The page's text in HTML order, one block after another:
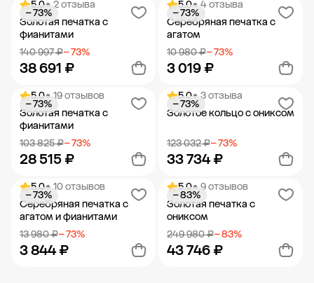
Добавить в корзину Добавить в корзину
5.0• 2 отзыва
Золотая печатка с
фианитами
140 997 ₽− 73%
38 691 ₽
− 73%
Добавить в корзину
5.0• 4 отзыва
Серебряная печатка с
агатом
10 980 ₽− 73%
3 019 ₽
− 73%
Добавить в корзину
5.0• 19 отзывов
Золотая печатка с
фианитами
103 825 ₽− 73%
28 515 ₽
− 73%
Добавить в корзину
5.0• 3 отзыва
Золотое кольцо с ониксом
123 032 ₽− 73%
33 734 ₽
− 73%
Добавить в корзину
5.0• 10 отзывов
Серебряная печатка с
агатом и фианитами
13 980 ₽− 73%
3 844 ₽
− 73%
5.0• 9 отзывов
Золотая печатка с
ониксом
249 980 ₽− 83%
43 746 ₽
− 83%